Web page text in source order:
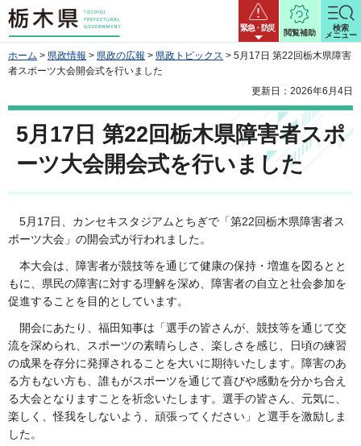
栃木県 緊急・防災
閲覧補助
検索
メニュー
ホーム > 県政情報 > 県政の広報 > 県政トピックス > 5月17日 第22回栃木県障害
者スポーツ大会開会式を行いました
更新日：2026年6月4日
5月17日 第22回栃木県障害者スポ
ーツ大会開会式を行いました
5月17日、カンセキスタジアムとちぎで「第22回栃木県障害者ス
ポーツ大会」の開会式が行われました。
本大会は、障害者が競技等を通じて健康の保持・増進を図るとと
もに、県民の障害に対する理解を深め、障害者の自立と社会参加を
促進することを目的としています。
開会にあたり、福田知事は「選手の皆さんが、競技等を通じて交
流を深められ、スポーツの素晴らしさ、楽しさを感じ、日頃の練習
の成果を存分に発揮されることを大いに期待いたします。障害のあ
る方もない方も、誰もがスポーツを通じて喜びや感動を分かち合え
る大会となりますことを祈念いたします。選手の皆さん、元気に、
楽しく、怪我をしないよう、頑張ってください」と選手を激励しま
した。